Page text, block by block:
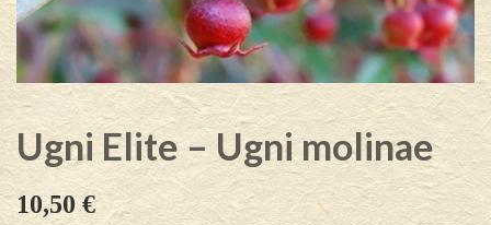
Ugni Elite – Ugni molinae
10,50€